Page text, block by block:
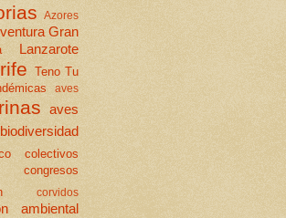
Azores
Gran
Lanzarote
Teno Tu
aves
aves
biodiversidad
colectivos
congresos
corvidos
ambiental